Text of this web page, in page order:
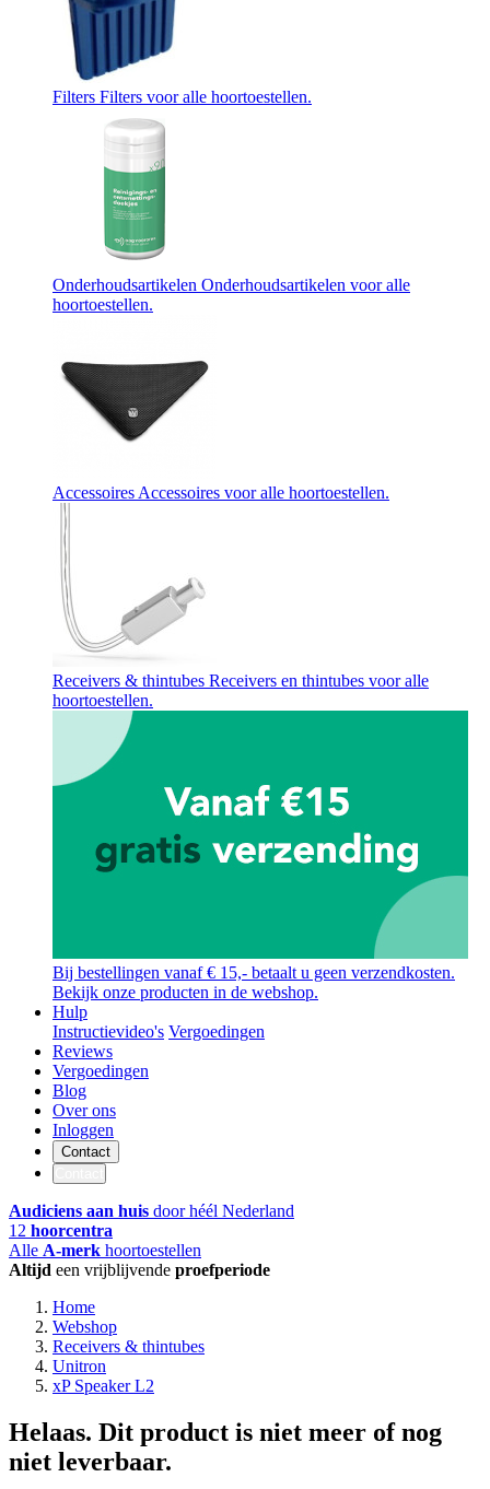
Filters Filters voor alle hoortoestellen.
Onderhoudsartikelen Onderhoudsartikelen voor alle
hoortoestellen.
AccessoiresAccessoires voor alle hoortoestellen.
Receivers & thintubes Receivers en thintubes voor alle
hoortoestellen.
Bij bestellingen vanaf € 15,- betaalt u geen verzendkosten.
Bekijk onze producten in de webshop.
Hulp
Instructievideo's Vergoedingen
Reviews
Vergoedingen
Blog
Over ons
Inloggen
Contact
Audiciens aan huis door héél Nederland
12 hoorcentra
Alle A-merk hoortoestellen
Altijd een vrijblijvende proefperiode
Home
Webshop
Receivers & thintubes
Unitron
xP Speaker L2
Helaas. Dit product is niet meer of nog
niet leverbaar.